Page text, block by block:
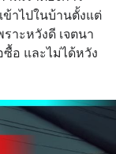
ข้าไปในบ้านตั้งแต่
าะหวังดี เจตนา
อ และไม่ได้หวัง